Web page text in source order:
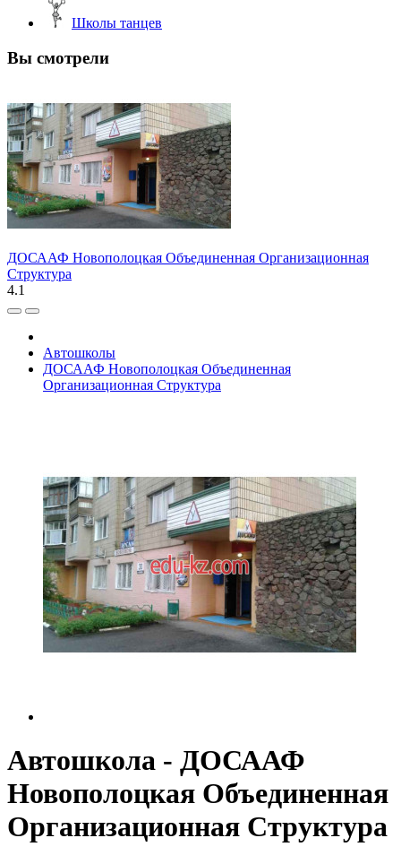
Школы танцев
Вы смотрели
ДОСААФ Новополоцкая Объединенная Организационная
Структура
4.1
Автошколы
ДОСААФ Новополоцкая Объединенная
Организационная Структура
Автошкола - ДОСААФ
Новополоцкая Объединенная
Организационная Структура